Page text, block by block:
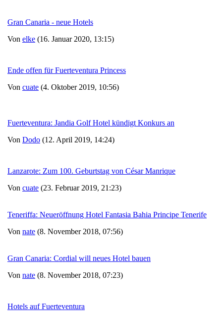
Gran Canaria - neue Hotels
Von elke (16. Januar 2020, 13:15)
Ende offen für Fuerteventura Princess
Von cuate (4. Oktober 2019, 10:56)
Fuerteventura: Jandia Golf Hotel kündigt Konkurs an
Von Dodo (12. April 2019, 14:24)
Lanzarote: Zum 100. Geburtstag von César Manrique
Von cuate (23. Februar 2019, 21:23)
Teneriffa: Neueröffnung Hotel Fantasia Bahia Principe Tenerife
Von nate (8. November 2018, 07:56)
Gran Canaria: Cordial will neues Hotel bauen
Von nate (8. November 2018, 07:23)
Hotels auf Fuerteventura